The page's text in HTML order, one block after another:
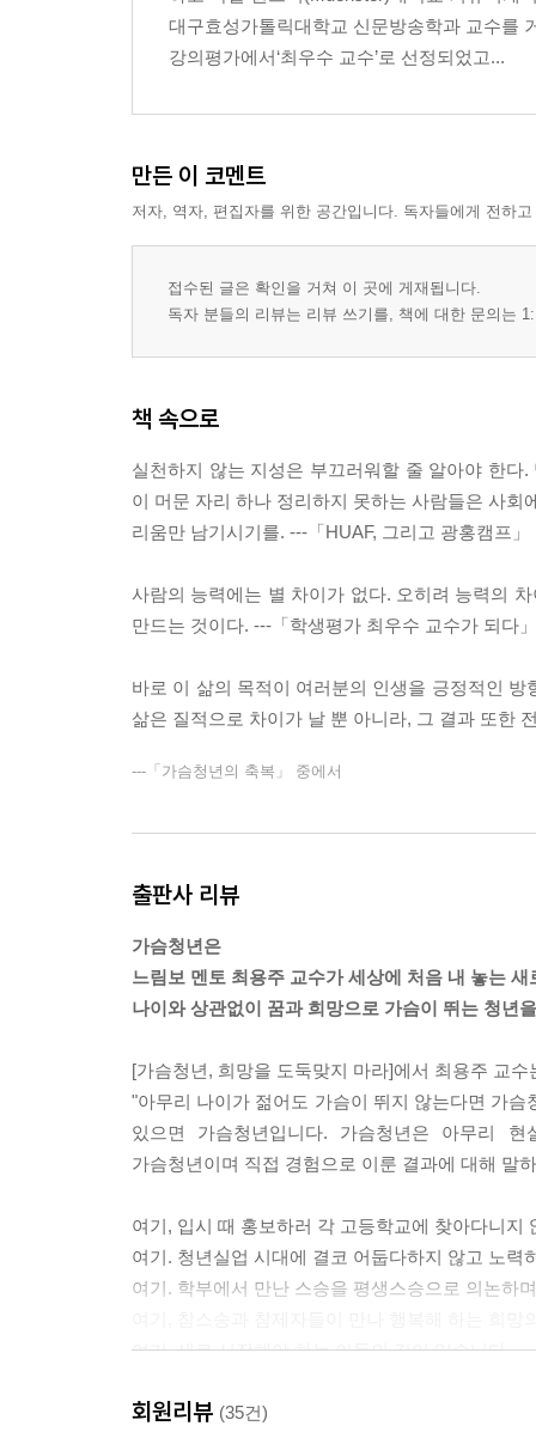
대구효성가톨릭대학교 신문방송학과 교수를
강의평가에서‘최우수 교수’로 선정되었고...
만든 이 코멘트
저자, 역자, 편집자를 위한 공간입니다. 독자들에게 전하
접수된 글은 확인을 거쳐 이 곳에 게재됩니다.
독자 분들의 리뷰는 리뷰 쓰기를, 책에 대한 문의는
책 속으로
실천하지 않는 지성은 부끄러워할 줄 알아야 한
이 머문 자리 하나 정리하지 못하는 사람들은 사
리움만 남기시기를. ---「HUAF, 그리고 광홍캠프」
사람의 능력에는 별 차이가 없다. 오히려 능력의
만드는 것이다. ---「학생평가 최우수 교수가 되다
바로 이 삶의 목적이 여러분의 인생을 긍정적인
삶은 질적으로 차이가 날 뿐 아니라, 그 결과 또한
---「가슴청년의 축복」 중에서
출판사 리뷰
가슴청년은
느림보 멘토 최용주 교수가 세상에 처음 내 놓는 새
나이와 상관없이 꿈과 희망으로 가슴이 뛰는 청년
[가슴청년, 희망을 도둑맞지 마라]에서 최용주 교수
"아무리 나이가 젊어도 가슴이 뛰지 않는다면 가
있으면 가슴청년입니다. 가슴청년은 아무리
가슴청년이며 직접 경험으로 이룬 결과에 대해 말
여기, 입시 때 홍보하러 각 고등학교에 찾아다니지
여기. 청년실업 시대에 결코 어둡다하지 않고 노력
여기. 학부에서 만난 스승을 평생스승으로 의논하
여기, 새로 시작해야 하는 이들의 길이 있습니다.
여기, 청년실업 시대의 희망이 있습니다.
회원리뷰 (35건)